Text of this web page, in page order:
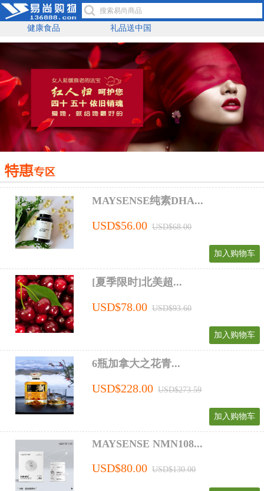
健康食品 礼品送中国
MAYSENSE纯素DHA...
USD$56.00 USD$68.00
加入购物车
[夏季限时]北美超...
USD$78.00 USD$93.60
加入购物车
6瓶加拿大之花青...
USD$228.00 USD$273.59
加入购物车
MAYSENSE NMN108...
USD$80.00 USD$130.00